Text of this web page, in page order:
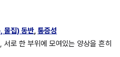
집) 동반, 통증성
로 한 부위에 모여있는 양상을 흔히